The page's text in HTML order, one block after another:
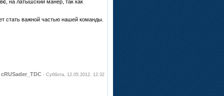
с , на латышский манер, так как
стать важной частью нашей команды.
cRUSader_TDC - Суббота, 12.05.2012, 12:32